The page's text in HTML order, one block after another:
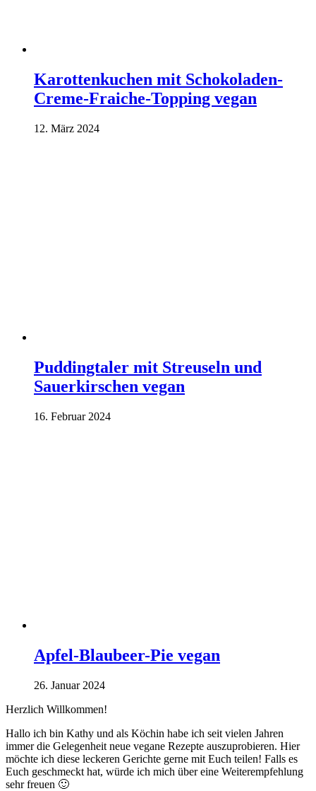
Karottenkuchen mit Schokoladen-
Creme-Fraiche-Topping vegan
12. März 2024
Puddingtaler mit Streuseln und
Sauerkirschen vegan
16. Februar 2024
Apfel-Blaubeer-Pie vegan
26. Januar 2024
Herzlich Willkommen!
Hallo ich bin Kathy und als Köchin habe ich seit vielen Jahren
immer die Gelegenheit neue vegane Rezepte auszuprobieren. Hier
möchte ich diese leckeren Gerichte gerne mit Euch teilen! Falls es
Euch geschmeckt hat, würde ich mich über eine Weiterempfehlung
sehr freuen 🙂